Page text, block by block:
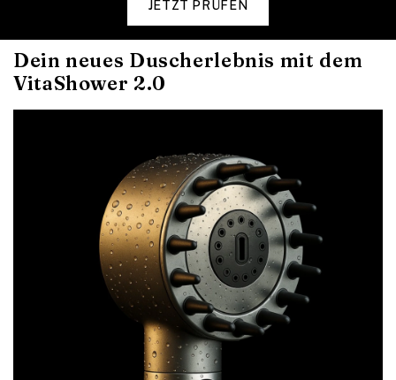
JETZT PRÜFEN
Dein neues Duscherlebnis mit dem
VitaShower 2.0